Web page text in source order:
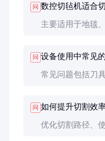
问 数控切毡机适合
主要适用于地毯
问 设备使用中常见
常见问题包括刀
问 如何提升切割效
优化切割路径、